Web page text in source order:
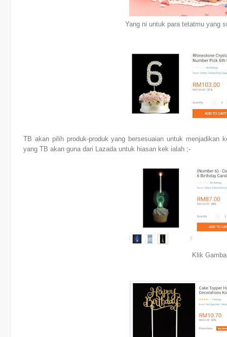
Yang ni untuk para tetatmu yang
TB akan pilih produk-produk yang bersesuaian untuk menjadikan
yang TB akan guna dari Lazada untuk hiasan kek ialah ;-
Klik